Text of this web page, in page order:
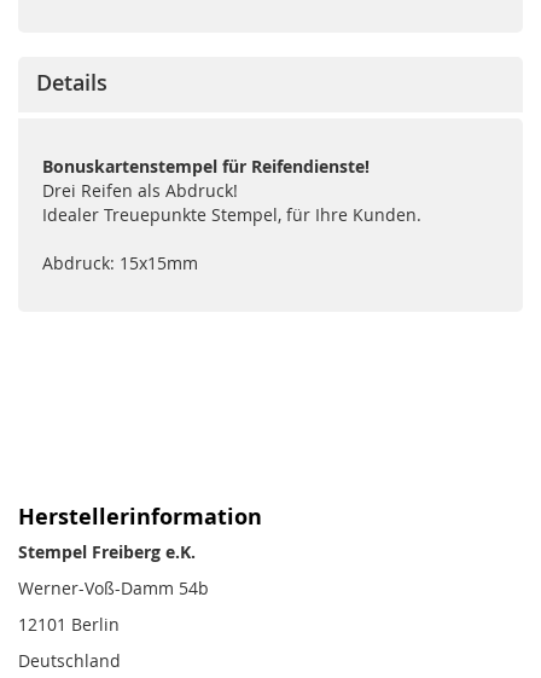
Details
Bonuskartenstempel für Reifendienste!
Drei Reifen als Abdruck!
Idealer Treuepunkte Stempel, für Ihre Kunden.
Abdruck: 15x15mm
Herstellerinformation
Stempel Freiberg e.K.
Werner-Voß-Damm 54b
12101 Berlin
Deutschland